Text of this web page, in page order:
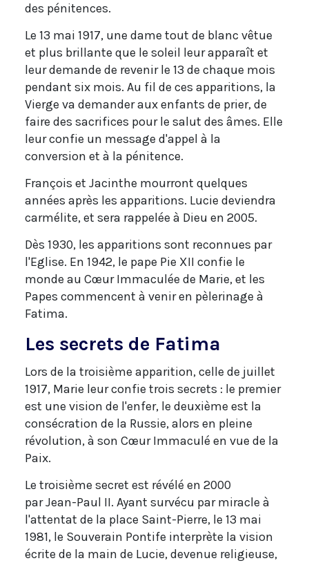
des pénitences.
Le 13 mai 1917, une dame tout de blanc vêtue
et plus brillante que le soleil leur apparaît et
leur demande de revenir le 13 de chaque mois
pendant six mois. Au fil de ces apparitions, la
Vierge va demander aux enfants de prier, de
faire des sacrifices pour le salut des âmes. Elle
leur confie un message d'appel à la
conversion et à la pénitence.
François et Jacinthe mourront quelques
années après les apparitions. Lucie deviendra
carmélite, et sera rappelée à Dieu en 2005.
Dès 1930, les apparitions sont reconnues par
l'Eglise. En 1942, le pape Pie XII confie le
monde au Cœur Immaculée de Marie, et les
Papes commencent à venir en pèlerinage à
Fatima.
Les secrets de Fatima
Lors de la troisième apparition, celle de juillet
1917, Marie leur confie trois secrets : le premier
est une vision de l'enfer, le deuxième est la
consécration de la Russie, alors en pleine
révolution, à son Cœur Immaculé en vue de la
Paix.
Le troisième secret est révélé en 2000
par Jean-Paul II. Ayant survécu par miracle à
l'attentat de la place Saint-Pierre, le 13 mai
1981, le Souverain Pontife interprète la vision
écrite de la main de Lucie, devenue religieuse,